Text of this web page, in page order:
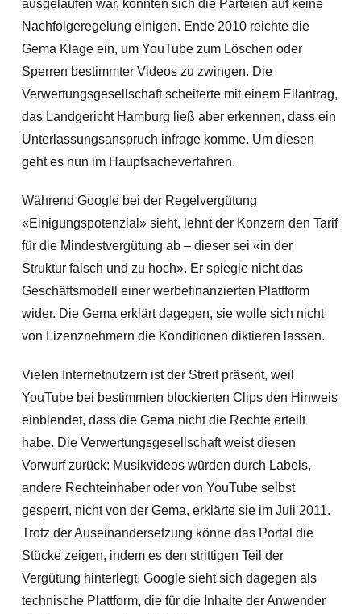
ausgelaufen war, konnten sich die Parteien auf keine
Nachfolgeregelung einigen. Ende 2010 reichte die
Gema Klage ein, um YouTube zum Löschen oder
Sperren bestimmter Videos zu zwingen. Die
Verwertungsgesellschaft scheiterte mit einem Eilantrag,
das Landgericht Hamburg ließ aber erkennen, dass ein
Unterlassungsanspruch infrage komme. Um diesen
geht es nun im Hauptsacheverfahren.
Während Google bei der Regelvergütung
«Einigungspotenzial» sieht, lehnt der Konzern den Tarif
für die Mindestvergütung ab – dieser sei «in der
Struktur falsch und zu hoch». Er spiegle nicht das
Geschäftsmodell einer werbefinanzierten Plattform
wider. Die Gema erklärt dagegen, sie wolle sich nicht
von Lizenznehmern die Konditionen diktieren lassen.
Vielen Internetnutzern ist der Streit präsent, weil
YouTube bei bestimmten blockierten Clips den Hinweis
einblendet, dass die Gema nicht die Rechte erteilt
habe. Die Verwertungsgesellschaft weist diesen
Vorwurf zurück: Musikvideos würden durch Labels,
andere Rechteinhaber oder von YouTube selbst
gesperrt, nicht von der Gema, erklärte sie im Juli 2011.
Trotz der Auseinandersetzung könne das Portal die
Stücke zeigen, indem es den strittigen Teil der
Vergütung hinterlegt. Google sieht sich dagegen als
technische Plattform, die für die Inhalte der Anwender